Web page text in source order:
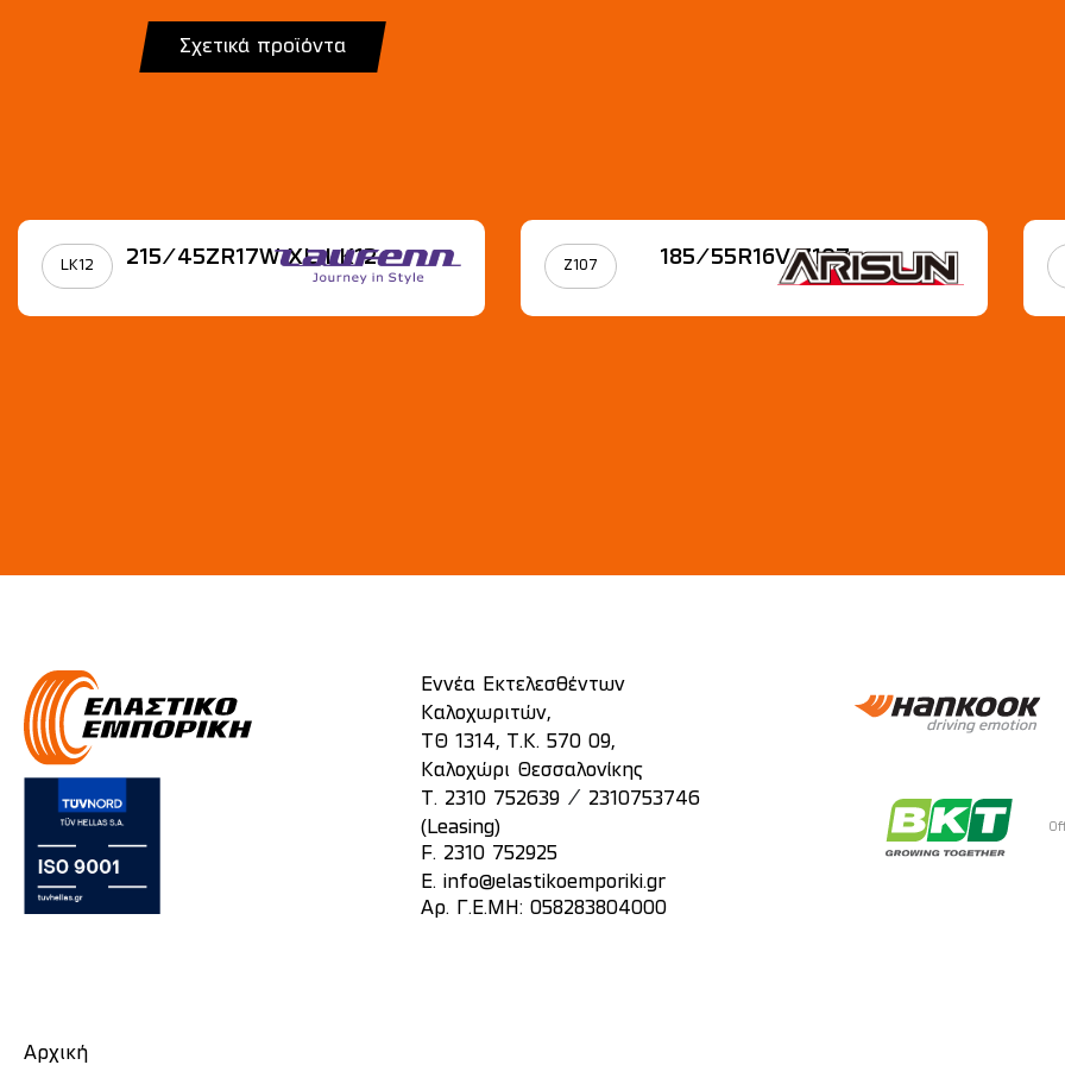
Σχετικά προϊόντα
LK12 215/45ZR17W XL LK12 Z107 185/55R16V Z107
Εννέα Εκτελεσθέντων
Καλοχωριτών,
ΤΘ 1314, Τ.Κ. 570 09,
Καλοχώρι Θεσσαλονίκης
T. 2310 752639/
2310753746
(Leasing)
F. 2310 752925
E.
info@elastikoemporiki.gr
Αρ. Γ.Ε.ΜΗ: 058283804000
Αρχική